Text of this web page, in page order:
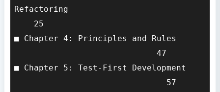
Refactoring
    25
■ Chapter 4: Principles and Rules
                             47
■ Chapter 5: Test-First Development
                               57